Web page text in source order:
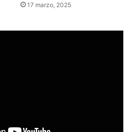
17 marzo, 2025